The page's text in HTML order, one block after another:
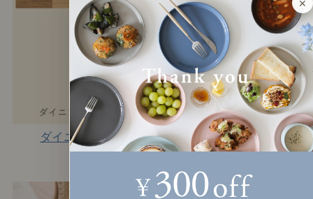
ダイニング特集
バイヤーがご案内する収